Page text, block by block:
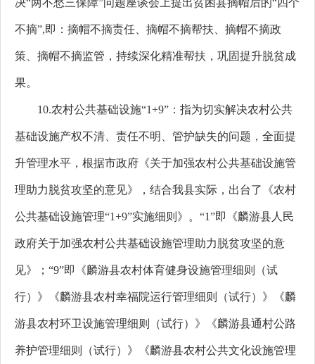
决“两不愁三保障”问题座谈会上提出贫困县摘帽后的“四个
不摘”,即：摘帽不摘责任、摘帽不摘帮扶、摘帽不摘政
策、摘帽不摘监管，持续深化精准帮扶，巩固提升脱贫成
果。
10.农村公共基础设施“1+9”：指为切实解决农村公共
基础设施产权不清、责任不明、管护缺失的问题，全面提
升管理水平，根据市政府《关于加强农村公共基础设施管
理助力脱贫攻坚的意见》，结合我县实际，出台了《农村
公共基础设施管理“1+9”实施细则》。“1”即《麟游县人民
政府关于加强农村公共基础设施管理助力脱贫攻坚的意
见》；“9”即《麟游县农村体育健身设施管理细则（试
行）》《麟游县农村幸福院运行管理细则（试行）》《麟
游县农村环卫设施管理细则（试行）》《麟游县通村公路
养护管理细则（试行）》《麟游县农村公共文化设施管理